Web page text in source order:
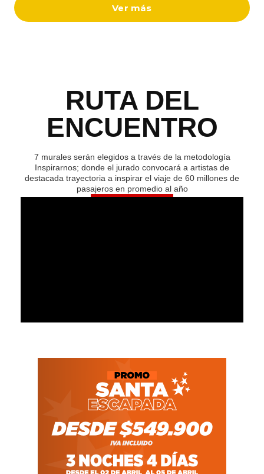
Ver más
RUTA DEL
ENCUENTRO
7 murales serán elegidos a través de la metodología
Inspirarnos; donde el jurado convocará a artistas de
destacada trayectoria a inspirar el viaje de 60 millones de
pasajeros en promedio al año